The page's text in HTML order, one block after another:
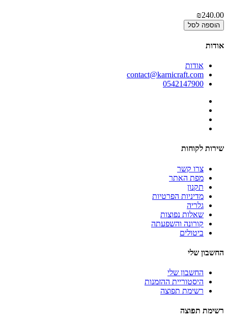
₪240.00
הוספה לסל
אודות
אודות
contact@karnicraft.com
0542147900
שירות לקוחות
צרו קשר
מפת האתר
תקנון
מדיניות הפרטיות
גלריה
שאלות נפוצות
קורונה והשפעתה
ביטולים
החשבון שלי
החשבון שלי
היסטוריית ההזמנות
רשימת תפוצה
רשימת תפוצה